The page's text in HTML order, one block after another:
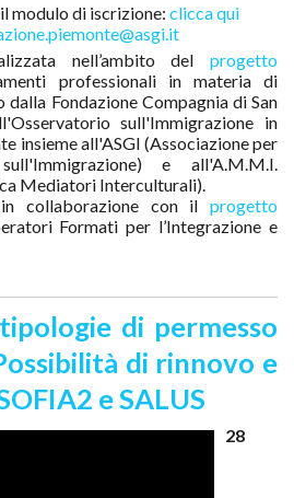
modulo di iscrizione: clicca qui
nell’ambito del progetto
professionali in materia di
dalla Fondazione Compagnia di San
sull'Immigrazione in
insieme all'ASGI (Associazione per
e all'A.M.M.I.
Mediatori Interculturali).
collaborazione con il progetto
Formati per l’Integrazione e
di permesso
di rinnovo e
e SALUS
28